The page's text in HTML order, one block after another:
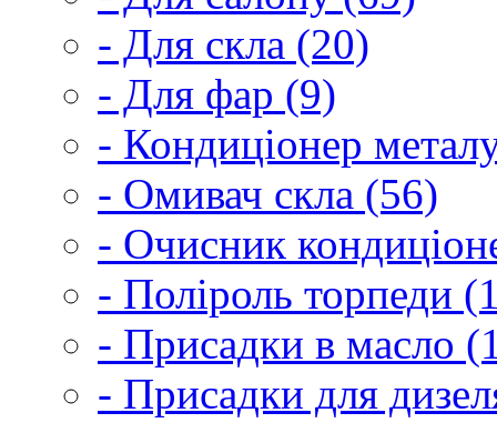
- Для скла (20)
- Для фар (9)
- Кондиціонер
- Омивач скла (56)
- Очисник
- Поліроль торпеди
- Присадки в масло
- Присадки для